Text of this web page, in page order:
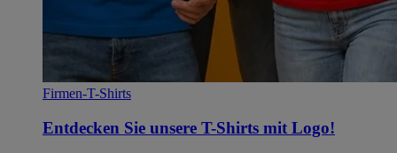
Firmen-T-Shirts
Entdecken Sie unsere T-Shirts mit Logo!